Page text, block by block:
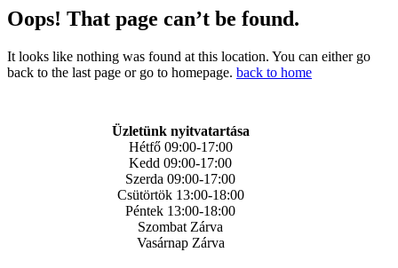
Oops! That page can’t be found.
It looks like nothing was found at this location. You can either go
back to the last page or go to homepage. back to home
Üzletünk nyitvatartása
Hétfő 09:00-17:00
Kedd 09:00-17:00
Szerda 09:00-17:00
Csütörtök 13:00-18:00
Péntek 13:00-18:00
Szombat Zárva
Vasárnap Zárva